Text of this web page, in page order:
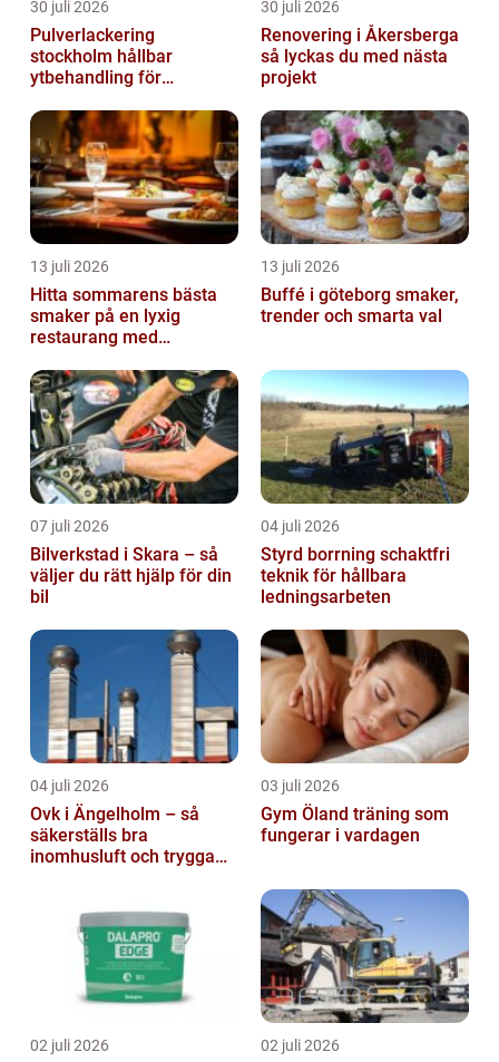
30 juli 2026
Pulverlackering
stockholm hållbar
ytbehandling för
30 juli 2026
Renovering i Åkersberga
så lyckas du med nästa
projekt
13 juli 2026
Hitta sommarens bästa
smaker på en lyxig
restaurang med
Östermalm
13 juli 2026
Buffé i göteborg smaker,
trender och smarta val
07 juli 2026
Bilverkstad i Skara – så
väljer du rätt hjälp för din
bil
04 juli 2026
Styrd borrning schaktfri
teknik för hållbara
ledningsarbeten
04 juli 2026
Ovk i Ängelholm – så
säkerställs bra
inomhusluft och trygga
03 juli 2026
Gym Öland träning som
fungerar i vardagen
02 juli 2026 02 juli 2026